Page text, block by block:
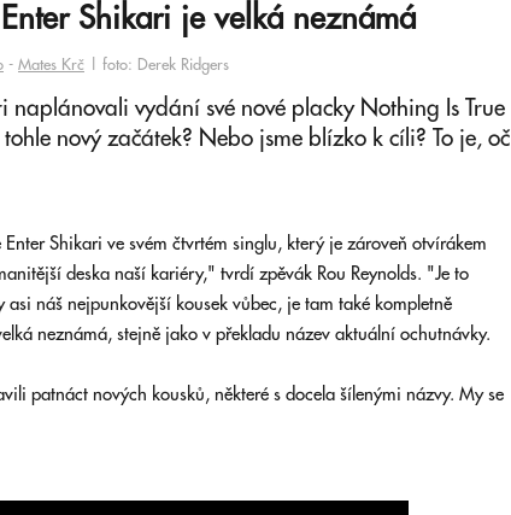
Shikari je velká neznámá
- Mates Krč | foto: Derek Ridgers
vydání své nové placky Nothing Is True
nový začátek? Nebo jsme blízko k cíli? To je, oč
Shikari ve svém čtvrtém singlu, který je zároveň otvírákem
deska naší kariéry," tvrdí zpěvák Rou Reynolds. "Je to
asi náš nejpunkovější kousek vůbec, je tam také kompletně
neznámá, stejně jako v překladu název aktuální ochutnávky.
patnáct nových kousků, některé s docela šílenými názvy. My se